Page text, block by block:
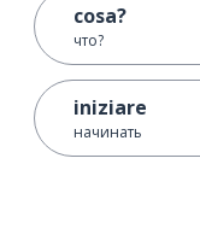
cosa?
что?
iniziare
начинать